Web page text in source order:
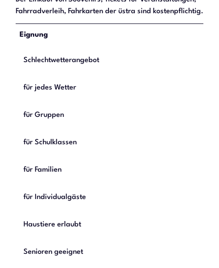
Fahrradverleih, Fahrkarten der üstra sind kostenpflichtig.
Eignung
Schlechtwetterangebot
für jedes Wetter
für Gruppen
für Schulklassen
für Familien
für Individualgäste
Haustiere erlaubt
Senioren geeignet